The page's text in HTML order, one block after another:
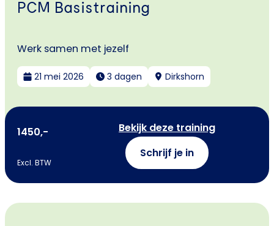
PCM Basistraining
Werk samen met jezelf
21 mei 2026 3 dagen Dirkshorn
1450,-
Excl. BTW
Bekijk deze training
Schrijf je in